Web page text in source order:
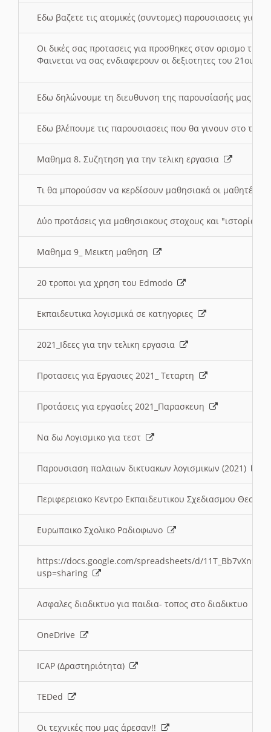
Εδω βαζετε τις ατομικές (συντομες) παρουσιασεις για
Οι δικές σας προτασεις για προσθηκες στον ορισμο
Φαινεται να σας ενδιαφερουν οι δεξιοτητες του 21ου
Εδω δηλώνουμε τη διευθυνση της παρουσίασής μας
Εδω βλέπουμε τις παρουσιασεις που θα γινουν στο
Μαθημα 8. Συζητηση για την τελικη εργασια
Τι θα μπορούσαν να κερδίσουν μαθησιακά οι μαθητές/
Δύο προτάσεις για μαθησιακους στοχους και "ιστορία"
Μαθημα 9_ Μεικτη μαθηση
20 τροποι για χρηση του Edmodo
Εκπαιδευτικα λογισμικά σε κατηγοριες
2021_Ιδεες για την τελικη εργασια
Προτασεις για Εργασιες 2021_ Τεταρτη
Προτάσεις για εργασίες 2021_Παρασκευη
Να δω Λογισμικο για τεστ
Παρουσιαση παλαιων δικτυακων λογισμικων (2021)
Περιφερειακο Κεντρο Εκπαιδευτικου Σχεδιασμου
Ευρωπαικο Σχολικο Ραδιοφωνο
https://docs.google.com/spreadsheets/d/
usp=sharing
Ασφαλες διαδικτυο για παιδια- τοπος στο διαδικτυο
OneDrive
ICAP (Δραστηριότητα)
TEDed
Οι τεχνικές που μας άρεσαν!!